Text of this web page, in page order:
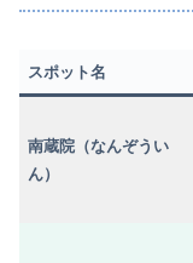
スポット名
南蔵院（なんぞうい
ん）